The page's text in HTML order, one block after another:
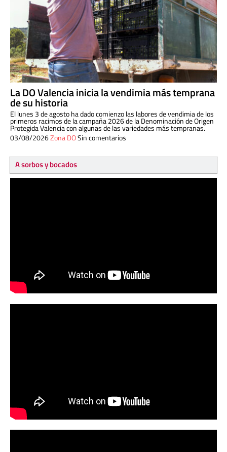
La DO Valencia inicia la vendimia más temprana
de su historia
El lunes 3 de agosto ha dado comienzo las labores de vendimia de los
primeros racimos de la campaña 2026 de la Denominación de Origen
Protegida Valencia con algunas de las variedades más tempranas.
03/08/2026Zona DOSin comentarios
A sorbos y bocados